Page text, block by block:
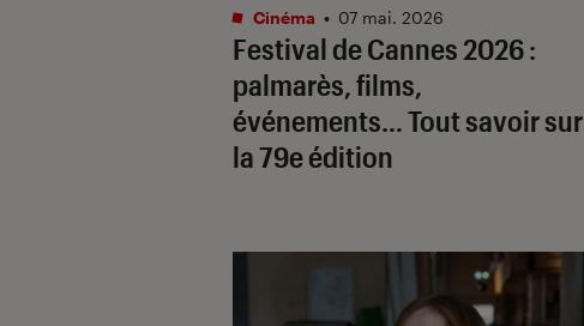
Festival de Cannes 2026 :
palmarès, films,
événements… Tout savoir sur
la 79e édition
Cinéma • 07 mai. 2026